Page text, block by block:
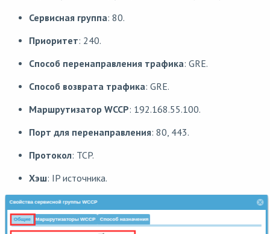
Сервисная группа: 80.
Приоритет: 240.
Способ перенаправления трафика: GRE.
Способ возврата трафика: GRE.
Маршрутизатор WCCP: 192.168.55.100.
Порт для перенаправления: 80, 443.
Протокол: TCP.
Хэш: IP источника.